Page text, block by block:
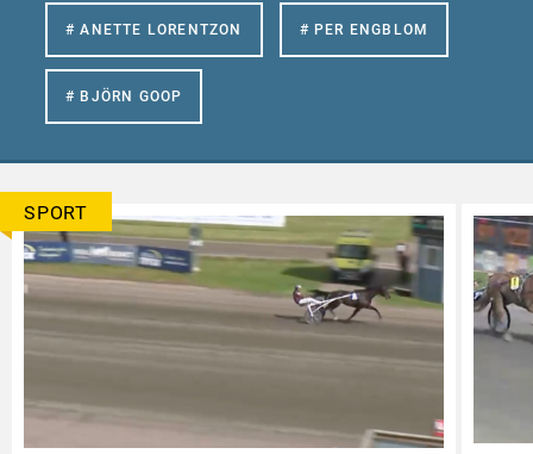
# ANETTE LORENTZON # PER ENGBLOM
# BJÖRN GOOP
SPORT